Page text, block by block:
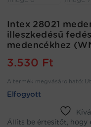
Intex 28021
illeszkedésű
medencékhez
3.530 Ft
A termék megvásárolható:
Elfogyott
Állíts be értesítőt, hogy